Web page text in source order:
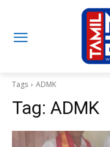
Tags ADMK
Tag: ADMK